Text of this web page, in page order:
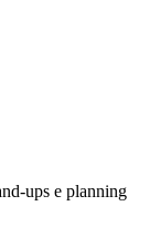
ups e planning